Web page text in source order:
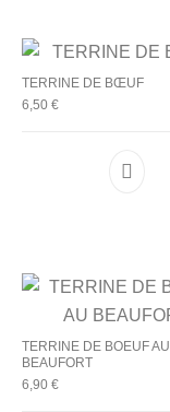
TERRINE DE BŒUF
6,50 €
TERRINE DE BOEUF AU
BEAUFORT
6,90 €